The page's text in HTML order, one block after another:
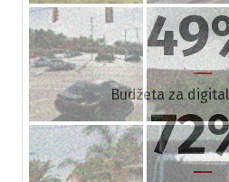
49
Budžeta za
72